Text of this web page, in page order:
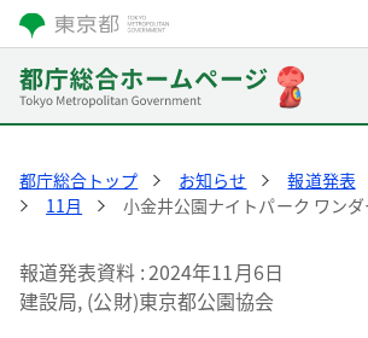
都庁総合トップ お知らせ 報道発表
11月
小金井公園ナイトパーク ワン
報道発表資料 2024年11月6日
建設局, (公財)東京都公園協会